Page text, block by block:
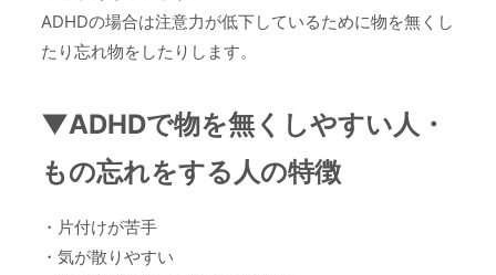
ADHDの場合は注意力が低下しているために物を無くし
たり忘れ物をしたりします。
▼ADHDで物を無くしやすい人・
もの忘れをする人の特徴
・片付けが苦手
・気が散りやすい